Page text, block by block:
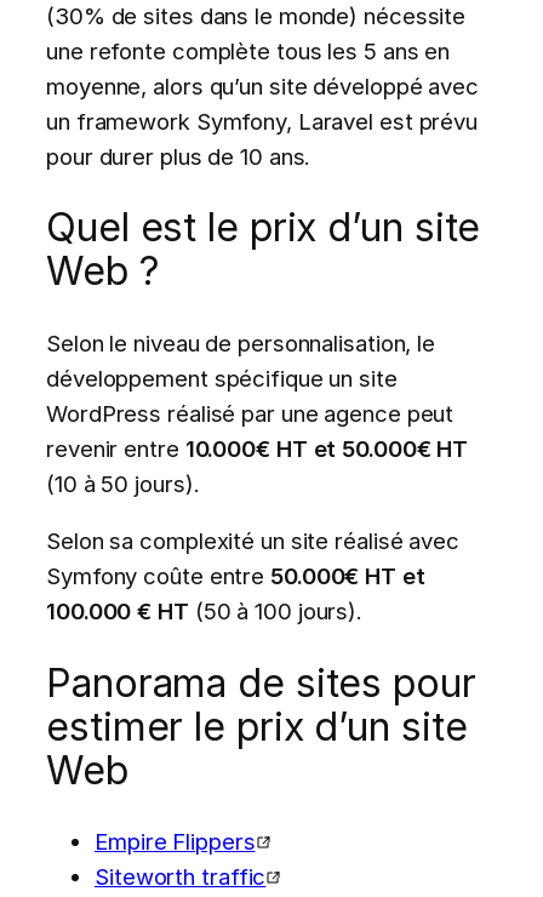
(30% de sites dans le monde) nécessite
une refonte complète tous les 5 ans en
moyenne, alors qu’un site développé avec
un framework Symfony, Laravel est prévu
pour durer plus de 10 ans.
Quel est le prix d’un site
Web ?
Selon le niveau de personnalisation, le
développement spécifique un site
WordPress réalisé par une agence peut
revenir entre 10.000€ HT et 50.000€ HT
(10 à 50 jours).
Selon sa complexité un site réalisé avec
Symfony coûte entre 50.000€ HT et
100.000 € HT (50 à 100 jours).
Panorama de sites pour
estimer le prix d’un site
Web
Empire Flippers
Siteworth traffic